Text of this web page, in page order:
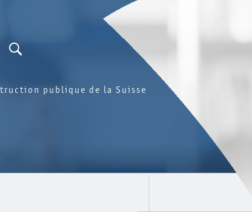
publique de la Suisse